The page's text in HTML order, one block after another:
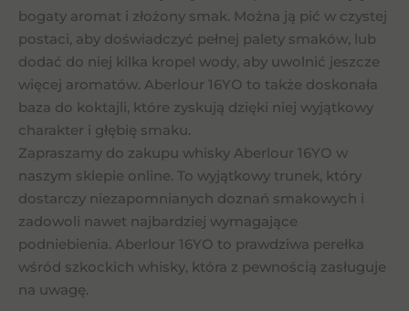
bogaty aromat i złożony smak. Można ją pić w czystej
postaci, aby doświadczyć pełnej palety smaków, lub
dodać do niej kilka kropel wody, aby uwolnić jeszcze
więcej aromatów. Aberlour 16YO to także doskonała
baza do koktajli, które zyskują dzięki niej wyjątkowy
charakter i głębię smaku.
Zapraszamy do zakupu whisky Aberlour 16YO w
naszym sklepie online. To wyjątkowy trunek, który
dostarczy niezapomnianych doznań smakowych i
zadowoli nawet najbardziej wymagające
podniebienia. Aberlour 16YO to prawdziwa perełka
wśród szkockich whisky, która z pewnością zasługuje
na uwagę.